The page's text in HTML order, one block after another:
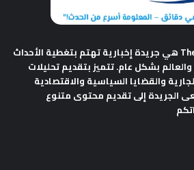
هي جريدة إخبارية تهتم بتغطية الأحداث
والعالم بشكل عام. تتميز بتقديم تحليلات
والقضايا السياسية والاقتصادية
الجريدة إلى تقديم محتوى متنوع